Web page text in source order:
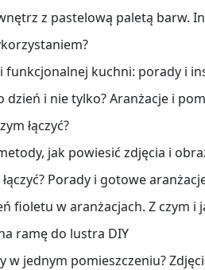
z pastelową paletą barw.
funkcjonalnej kuchni: porady i
i nie tylko? Aranżacje i
łączyć?
jak powiesić zdjęcia i
Porady i gotowe
w aranżacjach. Z czym i
ramę do lustra DIY
w jednym pomieszczeniu?